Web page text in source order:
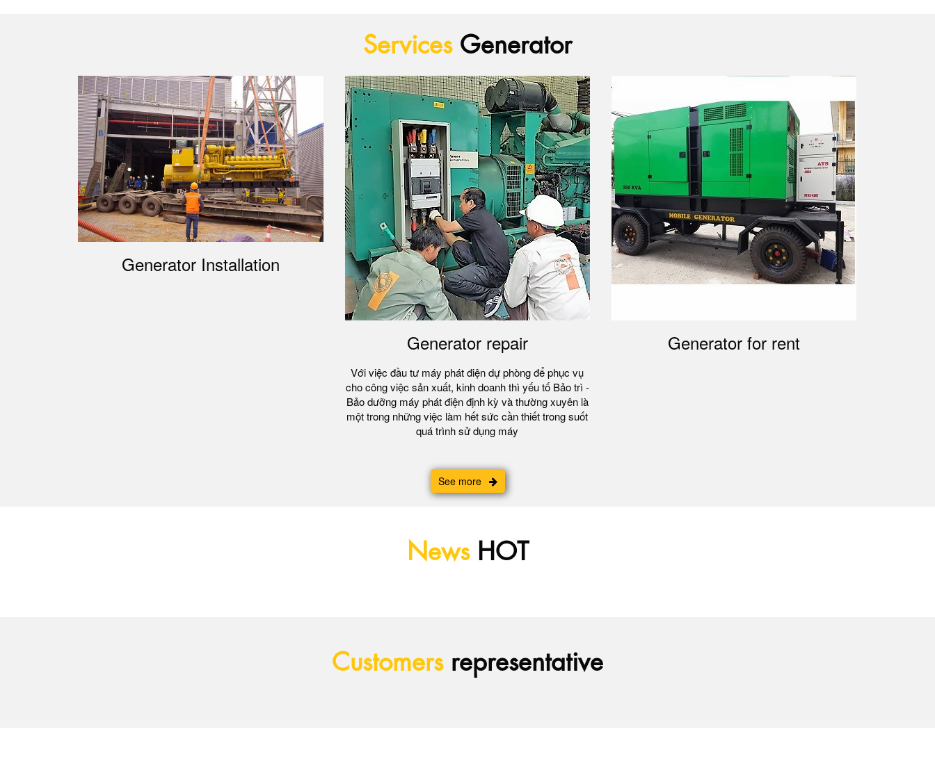
ServicesGenerator
Generator Installation
Generator repair
Với việc đầu tư máy phát điện dự phòng để phục vụ
cho công việc sản xuất, kinh doanh thì yếu tố Bảo trì -
Bảo dưỡng máy phát điện định kỳ và thường xuyên là
một trong những việc làm hết sức cần thiết trong suốt
quá trình sử dụng máy
Generator for rent
See more
NewsHOT
Customersrepresentative